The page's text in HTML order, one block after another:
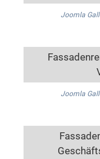
Joomla
Joomla